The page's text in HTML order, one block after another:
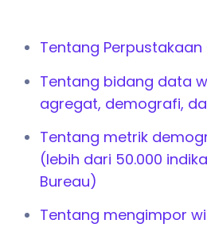
Tentang Perpustakaan
Tentang bidang data
agregat, demografi,
Tentang metrik
(lebih dari 50.000
Bureau)
Tentang mengimpor